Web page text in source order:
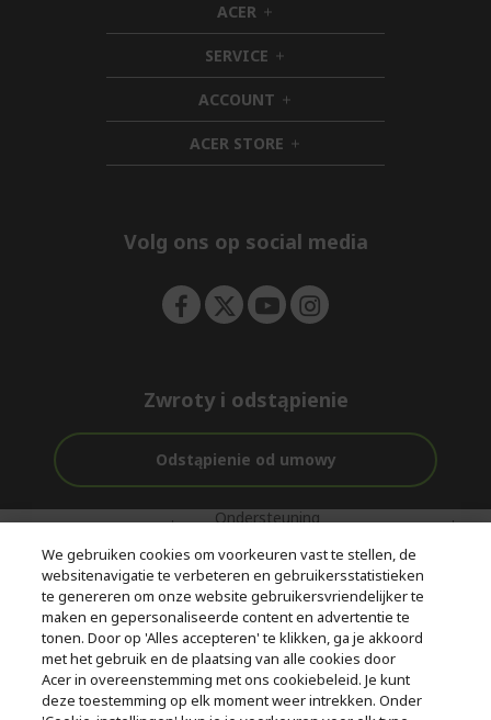
ACER h
i
d
d
e
n
SERVICE h
i
d
d
e
n
ACCOUNT h
i
d
d
ACER STORE h
i
e
Volg ons op social media
Zwroty i odstąpienie
Odstąpienie od umowy
Gratis
bezorging
Ondersteuning
aankoop
Met 0%
Rente
© 2026 Acer Inc.
CPYou BV is de erkende reseller van de producten en diensten die
in deze winkel worden aangeboden.
We gebruiken cookies om voorkeuren vast te stellen, de
websitenavigatie te verbeteren en gebruikersstatistieken
te genereren om onze website gebruikersvriendelijker te
maken en gepersonaliseerde content en advertentie te
tonen. Door op 'Alles accepteren' te klikken, ga je akkoord
met het gebruik en de plaatsing van alle cookies door
Acer in overeenstemming met ons cookiebeleid. Je kunt
deze toestemming op elk moment weer intrekken. Onder